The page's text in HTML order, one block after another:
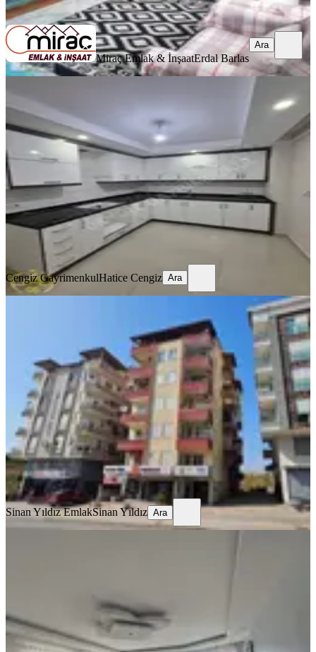
Ara
Miraç Emlak & İnşaatErdal Barlas
Ara
Kasaplar Mahallesi'nde 2+1 90 M²
Manavgat, Kavaklı Mahallesi
· Bahçe katı·29.07.2026
3.650.000 ₺
Cengiz Gayrimenkul Hatice Cengiz
Cengiz GayrimenkulHatice Cengiz Ara
Kavaklı Mahallesinde Ana Cadde
Üzeri Satılık Krediye Uygun Geniş
3+1 Daire
Manavgat, Kavaklı Mahallesi
3+1· 150 m²· 3. Kat ·24.07.2026
5.500.000 ₺
Sinan Yıldız EmlakSinan Yıldız
Ara
Sinan Yıldız EmlakSinan Yıldız Ara
·150 m²·3. Kat
5.650.000 ₺